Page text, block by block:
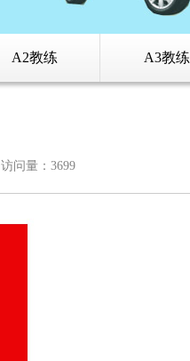
A2教练 A3教练
访问量：3699